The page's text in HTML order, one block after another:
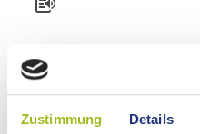
Zustimmung Details